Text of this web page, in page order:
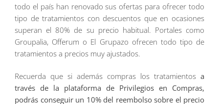
todo el país han renovado sus ofertas para ofrecer todo
tipo de tratamientos con descuentos que en ocasiones
superan el 80% de su precio habitual. Portales como
Groupalia, Offerum o El Grupazo ofrecen todo tipo de
tratamientos a precios muy ajustados.
Recuerda que si además compras los tratamientos a
través de la plataforma de Privilegios en Compras,
podrás conseguir un 10% del reembolso sobre el precio